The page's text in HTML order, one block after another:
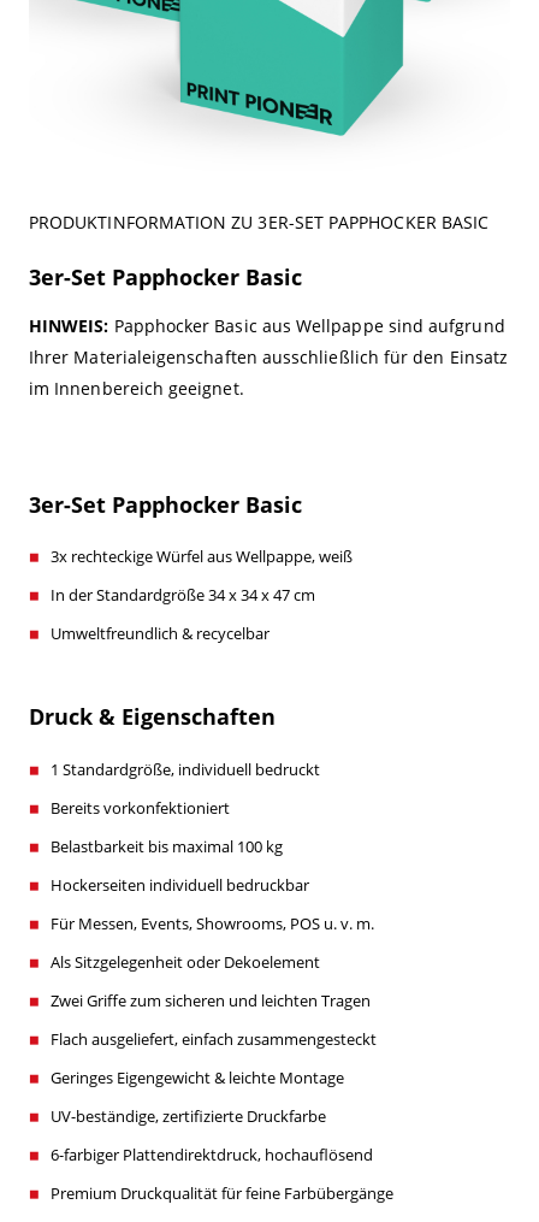
PRODUKTINFORMATION ZU 3ER-SET PAPPHOCKER BASIC
3er-Set Papphocker Basic
HINWEIS: Papphocker Basic aus Wellpappe sind aufgrund
Ihrer Materialeigenschaften ausschließlich für den Einsatz
im Innenbereich geeignet.
3er-Set Papphocker Basic
3x rechteckige Würfel aus Wellpappe, weiß
In der Standardgröße 34 x 34 x 47 cm
Umweltfreundlich & recycelbar
Druck & Eigenschaften
1 Standardgröße, individuell bedruckt
Bereits vorkonfektioniert
Belastbarkeit bis maximal 100 kg
Hockerseiten individuell bedruckbar
Für Messen, Events, Showrooms, POS u. v. m.
Als Sitzgelegenheit oder Dekoelement
Zwei Griffe zum sicheren und leichten Tragen
Flach ausgeliefert, einfach zusammengesteckt
Geringes Eigengewicht & leichte Montage
UV-beständige, zertifizierte Druckfarbe
6-farbiger Plattendirektdruck, hochauflösend
Premium Druckqualität für feine Farbübergänge